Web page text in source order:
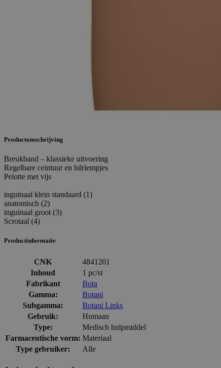
Productomschrijving
Breukband – klassieke uitvoering
Regelbare ceintuur en bilriempjes
Pelotte met vijs
inguinaal klein standaard (1)
anatomisch (2)
inguinaal groot (3)
Scrotaal (4)
Productinformatie
CNK
4841201
Inhoud
1 pc/st
Fabrikant
Bota
Gamma:
Botani
Subgamma:
Botani Links
Gebruik:
Humaan
Type:
Medisch hulpmiddel
Farmaceutische vorm: Materiaal
Type gebruiker:
Alle